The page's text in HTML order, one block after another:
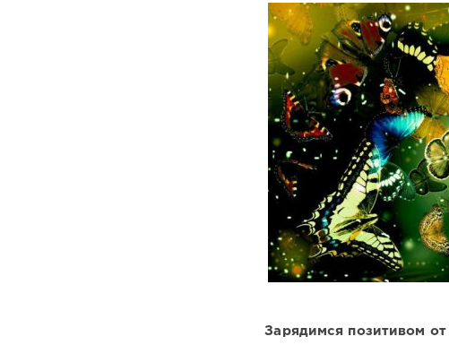
Зарядимся позитивом